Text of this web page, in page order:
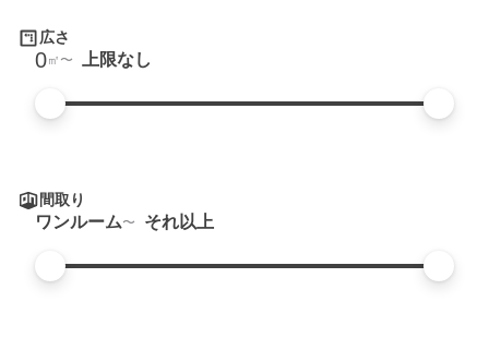
広さ
0㎡ 上限なし
間取り
ワンルーム それ以上